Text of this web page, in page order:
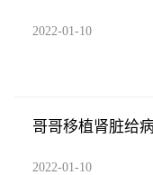
2022-01-10
哥哥移植肾脏给
2022-01-10